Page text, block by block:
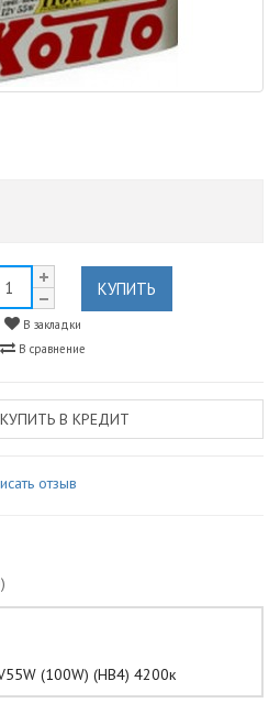
КУПИТЬ
В закладки
В сравнение
В КРЕДИТ
отзыв
(100W) (HB4) 4200к